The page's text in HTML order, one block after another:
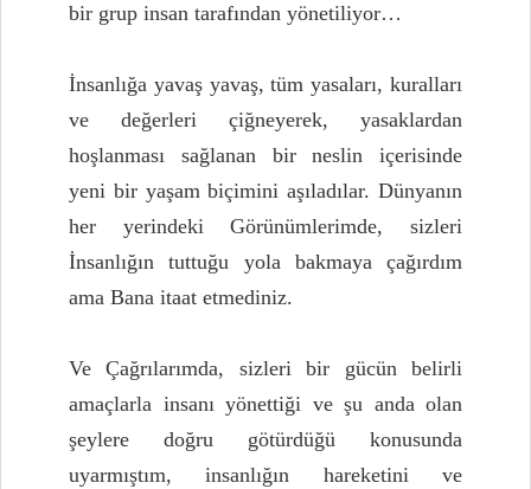
bir grup insan tarafından yönetiliyor…
İnsanlığa yavaş yavaş, tüm yasaları, kuralları
ve değerleri çiğneyerek, yasaklardan
hoşlanması sağlanan bir neslin içerisinde
yeni bir yaşam biçimini aşıladılar. Dünyanın
her yerindeki Görünümlerimde, sizleri
İnsanlığın tuttuğu yola bakmaya çağırdım
ama Bana itaat etmediniz.
Ve Çağrılarımda, sizleri bir gücün belirli
amaçlarla insanı yönettiği ve şu anda olan
şeylere doğru götürdüğü konusunda
uyarmıştım, insanlığın hareketini ve